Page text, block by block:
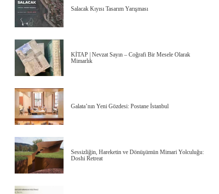
Salacak Kıyısı Tasarım Yarışması
KİTAP | Nevzat Sayın – Coğrafi Bir Mesele Olarak
Mimarlık
Galata’nın Yeni Gözdesi: Postane İstanbul
Sessizliğin, Hareketin ve Dönüşümün Mimari Yolculuğu:
Doshi Retreat